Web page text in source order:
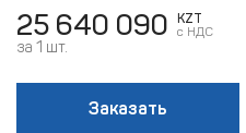
25 640 090
KZT
c НДС
за 1 шт.
Заказать